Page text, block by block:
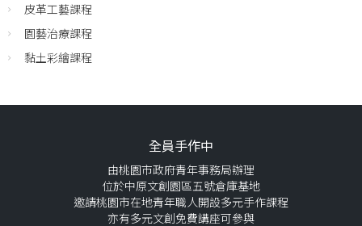
皮革工藝課程
園藝治療課程
黏土彩繪課程
全員手作中
由桃園市政府青年事務局辦理
位於中原文創園區五號倉庫基地
邀請桃園市在地青年職人開設多元手作課程
亦有多元文創免費講座可參與